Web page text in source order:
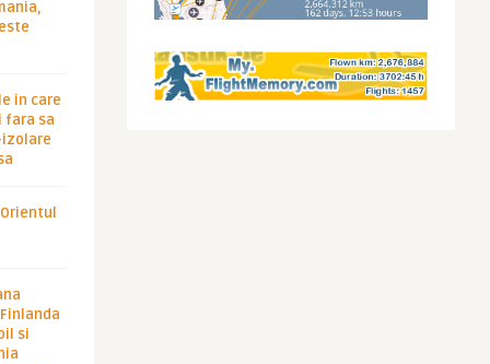
in care
fara sa
si